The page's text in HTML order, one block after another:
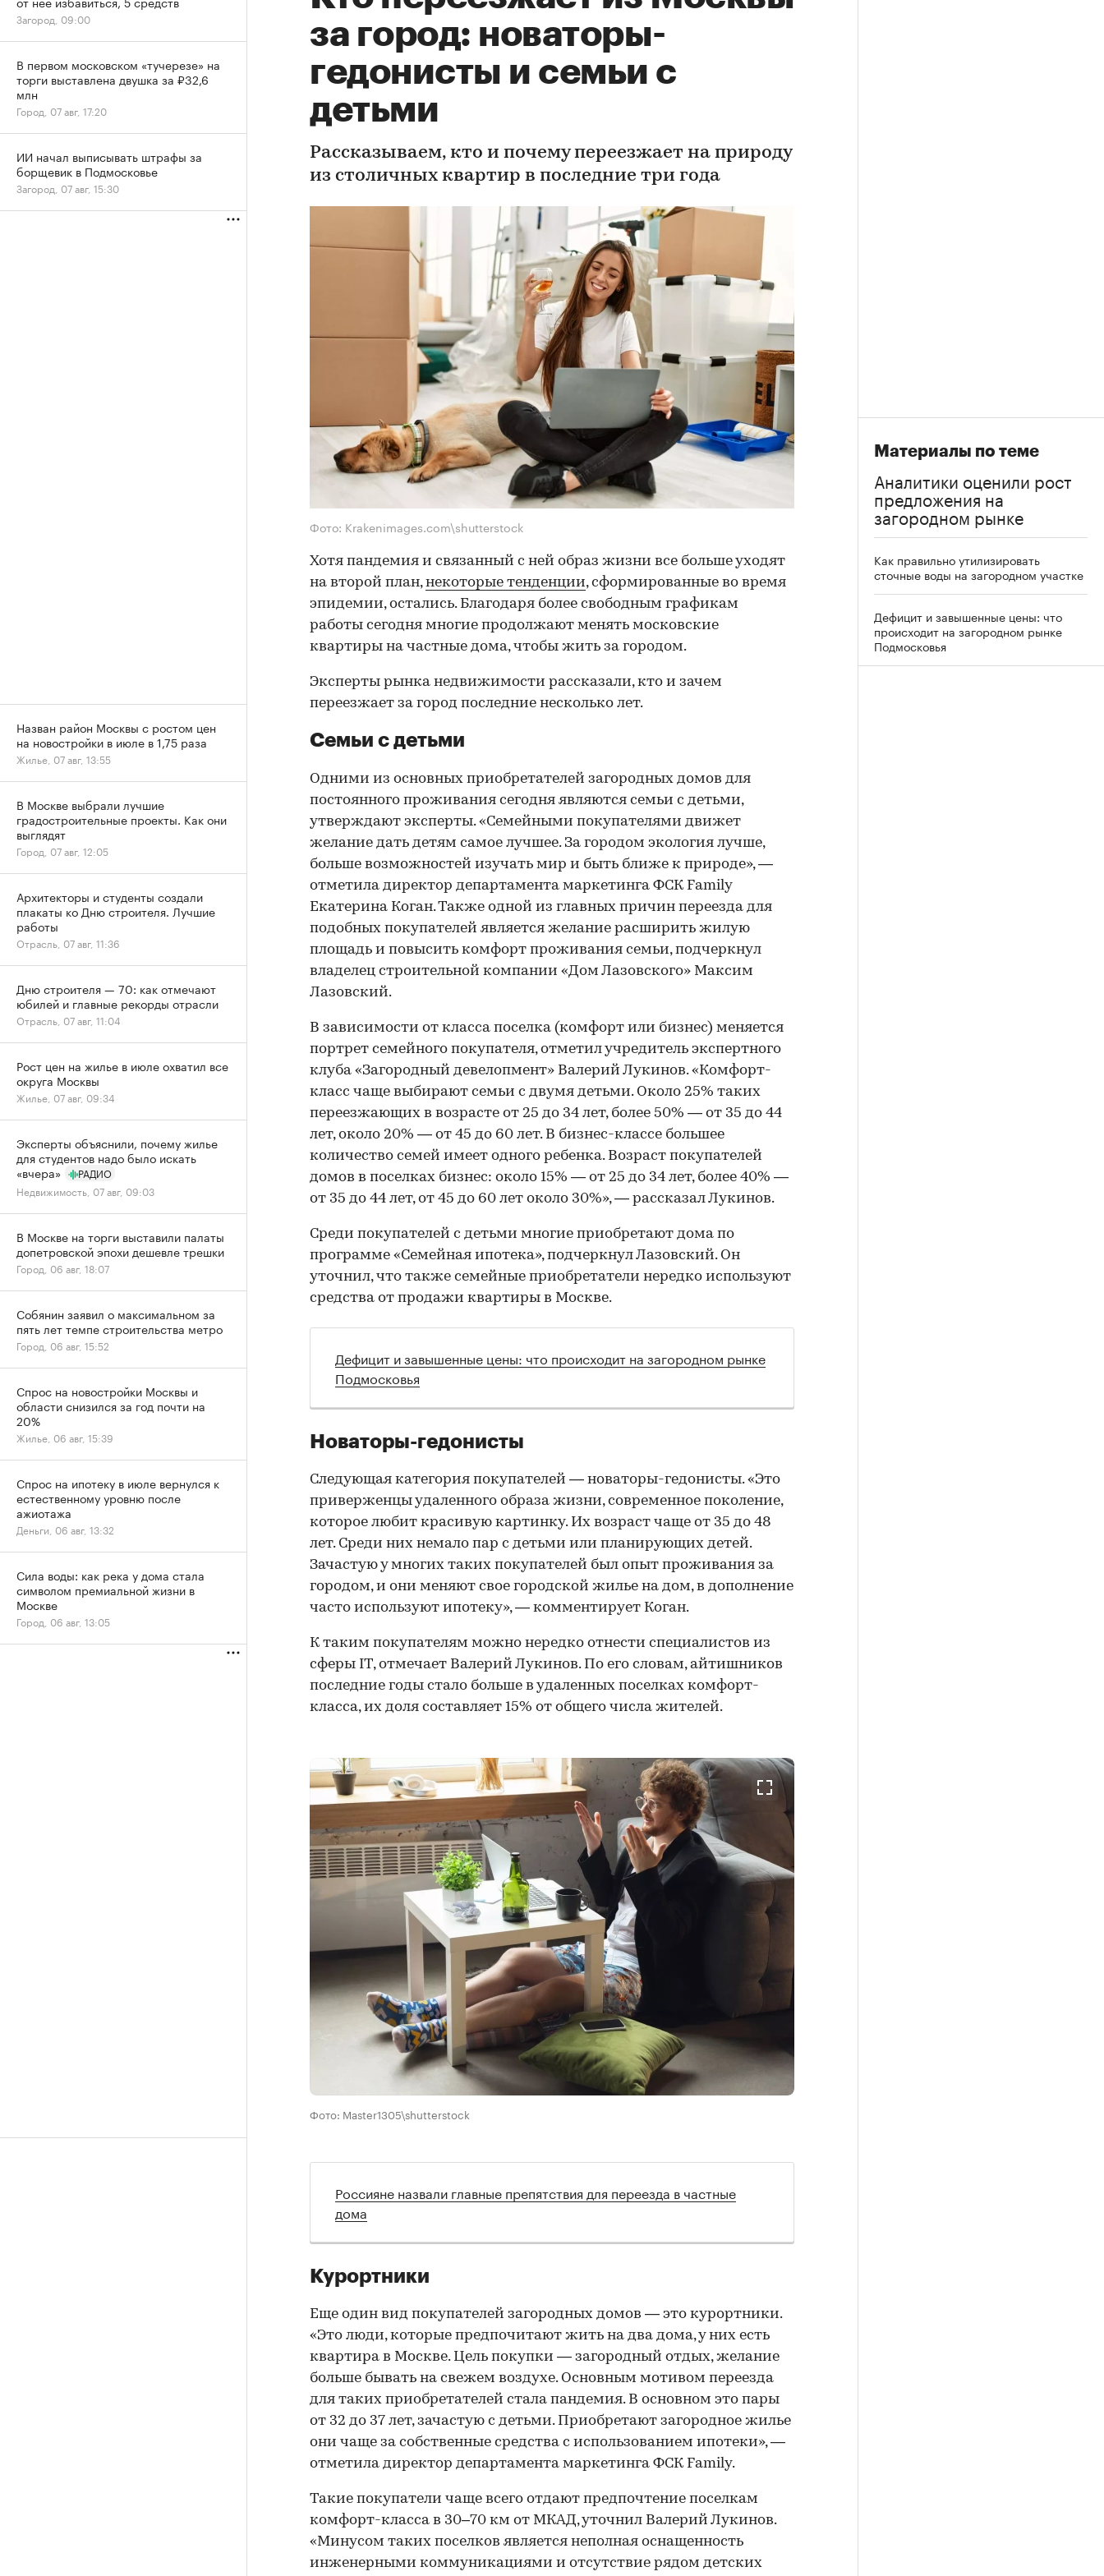
за город: новаторы-
гедонисты и семьи с
детьми
Рассказываем, кто и почему переезжает на природу
из столичных квартир в последние три года
Фото: Krakenimages.com\shutterstock
Хотя пандемия и связанный с ней образ жизни все больше уходят
на второй план,некоторые тенденции, сформированные во время
эпидемии, остались. Благодаря более свободным графикам
работы сегодня многие продолжают менять московские
квартиры на частные дома, чтобы жить за городом.
Эксперты рынка недвижимости рассказали, кто и зачем
переезжает за город последние несколько лет.
Семьи с детьми
Одними из основных приобретателей загородных домов для
постоянного проживания сегодня являются семьи с детьми,
утверждают эксперты. «Семейными покупателями движет
желание дать детям самое лучшее. За городом экология лучше,
больше возможностей изучать мир и быть ближе к природе», —
отметила директор департамента маркетинга ФСК Family
Екатерина Коган. Также одной из главных причин переезда для
подобных покупателей является желание расширить жилую
площадь и повысить комфорт проживания семьи, подчеркнул
владелец строительной компании «Дом Лазовского» Максим
Лазовский.
В зависимости от класса поселка (комфорт или бизнес) меняется
портрет семейного покупателя, отметил учредитель экспертного
клуба «Загородный девелопмент» Валерий Лукинов. «Комфорт-
класс чаще выбирают семьи с двумя детьми. Около 25% таких
переезжающих в возрасте от 25 до 34 лет, более 50% — от 35 до 44
лет, около 20% — от 45 до 60 лет. В бизнес-классе большее
количество семей имеет одного ребенка. Возраст покупателей
домов в поселках бизнес: около 15% — от 25 до 34 лет, более 40% —
от 35 до 44 лет, от 45 до 60 лет около 30%», — рассказал Лукинов.
Среди покупателей с детьми многие приобретают дома по
программе «Семейная ипотека», подчеркнул Лазовский. Он
уточнил, что также семейные приобретатели нередко используют
средства от продажи квартиры в Москве.
Дефицит и завышенные цены: что происходит на загородном рынке
Подмосковья
Новаторы-гедонисты
Следующая категория покупателей — новаторы-гедонисты. «Это
приверженцы удаленного образа жизни, современное поколение,
которое любит красивую картинку. Их возраст чаще от 35 до 48
лет. Среди них немало пар с детьми или планирующих детей.
Зачастую у многих таких покупателей был опыт проживания за
городом, и они меняют свое городской жилье на дом, в дополнение
часто используют ипотеку», — комментирует Коган.
К таким покупателям можно нередко отнести специалистов из
сферы IT, отмечает Валерий Лукинов. По его словам, айтишников
последние годы стало больше в удаленных поселках комфорт-
класса, их доля составляет 15% от общего числа жителей.
Фото: Master1305\shutterstock
Россияне назвали главные препятствия для переезда в частные
дома
Курортники
Еще один вид покупателей загородных домов — это курортники.
«Это люди, которые предпочитают жить на два дома, у них есть
квартира в Москве. Цель покупки — загородный отдых, желание
больше бывать на свежем воздухе. Основным мотивом переезда
для таких приобретателей стала пандемия. В основном это пары
от 32 до 37 лет, зачастую с детьми. Приобретают загородное жилье
они чаще за собственные средства с использованием ипотеки», —
отметила директор департамента маркетинга ФСК Family.
Такие покупатели чаще всего отдают предпочтение поселкам
комфорт-класса в 30–70 км от МКАД, уточнил Валерий Лукинов.
«Минусом таких поселков является неполная оснащенность
инженерными коммуникациями и отсутствие рядом детских
Материалы по теме
Аналитики оценили рост
предложения на
загородном рынке
Как правильно утилизировать
сточные воды на загородном участке
Дефицит и завышенные цены: что
происходит на загородном рынке
Подмосковья
Загород, 09:00
В первом московском «тучерезе» на
торги выставлена двушка за ₽32,6
млн
Город, 07 авг, 17:20
ИИ начал выписывать штрафы за
борщевик в Подмосковье
Загород, 07 авг, 15:30
Назван район Москвы с ростом цен
на новостройки в июле в 1,75 раза
Жилье, 07 авг, 13:55
В Москве выбрали лучшие
градостроительные проекты. Как они
выглядят
Город, 07 авг, 12:05
Архитекторы и студенты создали
плакаты ко Дню строителя. Лучшие
работы
Отрасль, 07 авг, 11:36
Дню строителя — 70: как отмечают
юбилей и главные рекорды отрасли
Отрасль, 07 авг, 11:04
Рост цен на жилье в июле охватил все
округа Москвы
Жилье, 07 авг, 09:34
Эксперты объяснили, почему жилье
для студентов надо было искать
«вчера»
РАДИО
Недвижимость, 07 авг, 09:03
В Москве на торги выставили палаты
допетровской эпохи дешевле трешки
Город, 06 авг, 18:07
Собянин заявил о максимальном за
пять лет темпе строительства метро
Город, 06 авг, 15:52
Спрос на новостройки Москвы и
области снизился за год почти на
20%
Жилье, 06 авг, 15:39
Спрос на ипотеку в июле вернулся к
естественному уровню после
ажиотажа
Деньги, 06 авг, 13:32
Сила воды: как река у дома стала
символом премиальной жизни в
Москве
Город, 06 авг, 13:05